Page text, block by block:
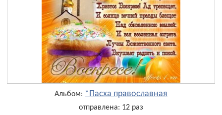
Альбом: *Пасха православная
отправлена: 12 раз